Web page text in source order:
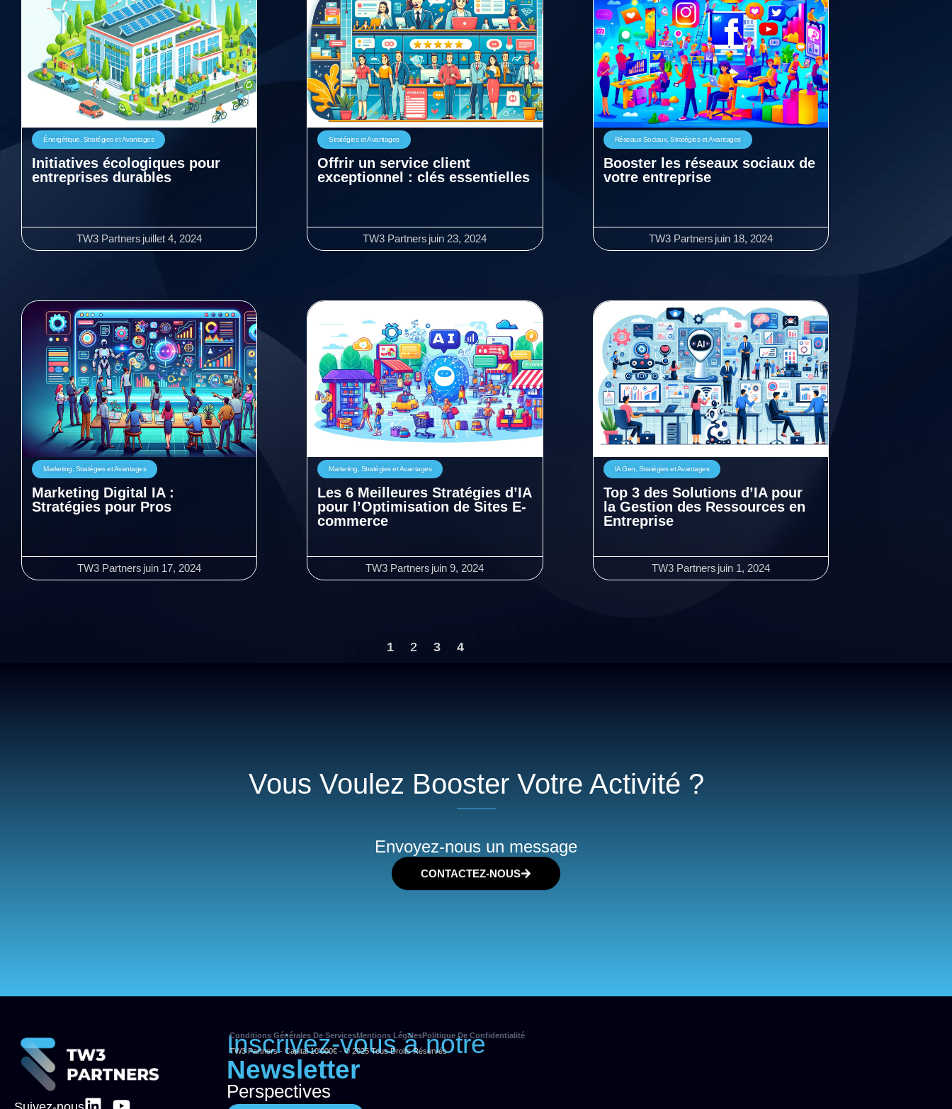
Énergétique, Stratégies et Avantages
Initiatives écologiques pour
entreprises durables
TW3 Partners juillet 4, 2024
Stratégies et Avantages
Offrir un service client
exceptionnel : clés essentielles
TW3 Partners juin 23, 2024
Réseaux Sociaux,Stratégies et Avantages
Booster les réseaux sociaux de
votre entreprise
TW3 Partners juin 18, 2024
Marketing, Stratégies et Avantages
Marketing Digital IA :
Stratégies pour Pros
TW3 Partners juin 17, 2024
Marketing, Stratégies et Avantages
Les 6 Meilleures Stratégies d’IA
pour l’Optimisation de Sites E-
commerce
TW3 Partners juin 9, 2024
IA Gen, Stratégies et Avantages
Top 3 des Solutions d’IA pour
la Gestion des Ressources en
Entreprise
TW3 Partners juin 1, 2024
1 2 3 4
Vous Voulez Booster Votre Activité ?
Envoyez-nous un message
CONTACTEZ-NOUS
Inscrivez-vous à notre
Newsletter
Perspectives
Conditions Générales De ServicesMentions LégalesPolitique De Confidentialité
TW3 Partners - Capital 10'000€ - © 2025 Tous Droits Réservés